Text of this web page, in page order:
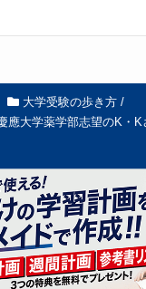
大学受験の歩き方 /
應大学薬学部志望のK・